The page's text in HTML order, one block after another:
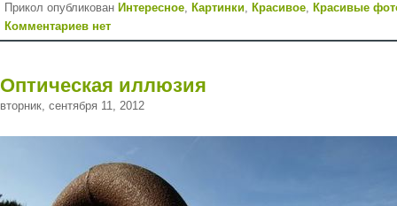
Прикол опубликован Интересное, Картинки, Красивое, Красивые
Комментариев нет
Оптическая иллюзия
вторник, сентября 11, 2012